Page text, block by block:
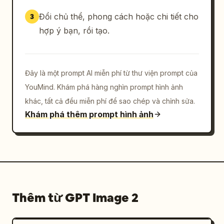
3 Đổi chủ thể, phong cách hoặc chi tiết cho
hợp ý bạn, rồi tạo.
Đây là một prompt AI miễn phí từ thư viện prompt của
YouMind. Khám phá hàng nghìn prompt hình ảnh
khác, tất cả đều miễn phí để sao chép và chỉnh sửa.
Khám phá thêm prompt hình ảnh
Thêm từ GPT Image 2